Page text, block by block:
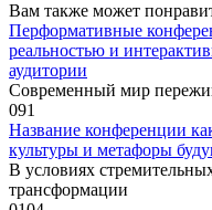
Вам также может
Перформативные
реальностью и
аудитории
Современный мир
091
Название конференции
культуры и метафоры
В условиях
трансформации